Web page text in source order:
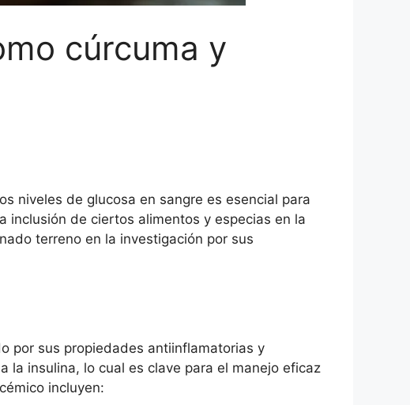
cúrcuma y
niveles de glucosa en sangre es esencial para
de ciertos alimentos y especias en la
terreno en la investigación por sus
por sus propiedades antiinflamatorias y
la insulina, lo cual es clave para el manejo eficaz
incluyen: